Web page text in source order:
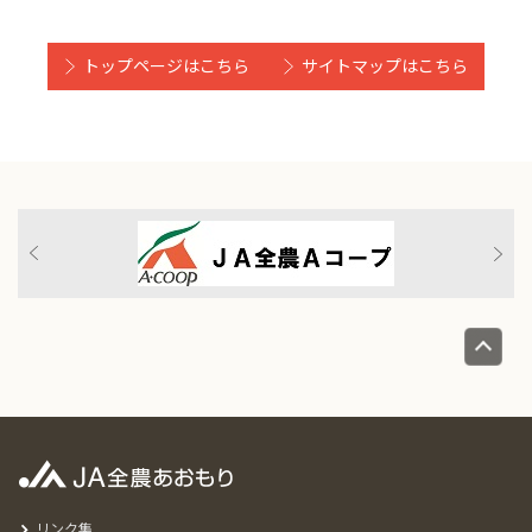
トップページはこちら サイトマップはこちら